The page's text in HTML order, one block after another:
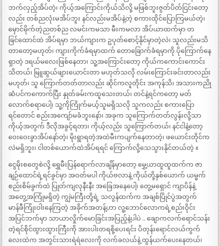
ဘက်လှည့်အိပ်တဲ့၊ ကိုယ့်အကြောင်းကိုယ်သိလို့ မဖြစ်ဘူးဇွတ်ပိတ်ငြင်းတော့
လည်း တစ်ညလုံးမအိပ်ဘူး နင်လည်းမအိပ်နဲ့တဲ့ စကားထိုင်ပြောကြမယ်တဲ့၊
မှောင်မိုက်တဲ့ညတစ်ည လမင်းကမသာ မီးကမလာ အိပ်ယာထက်မှာ တ
ခြင်ထောင်ထဲ အိပ်ရမှာ ဘယ်ကျားက ဥပုတ်စောင့်နိုင်မှာတဲ့လဲ၊ သူလည်းမသိ
တာတော့မဟုတ်၊ ကျားကိုက်ခံရမှာထက် တောခြောက်ခံရမှာကို ပိုကြောက်နေ
ရှာတဲ့ ဒရယ်မလေးဖြစ်နေတာ၊ သူ့အကြောင်းတော့ ကိုယ်ကကောင်းကောင်း
သိတယ်၊ မြူဆွယ်ဖျားယောင်းတာ မဟုတ်သလို လမ်းကြောင်းခင်းတာလည်း
မဟုတ်၊ သူ ကြောက်တတ်တာလည်း ဆိုင်ကလူတိုင်း အကုန်သိ၊ အသားကညို
ဆံပင်ကကောက်ပြီး နှုတ်ခမ်းကထူသေးတယ်၊ တင်နဲ့ရင်ကတော့ မတ်
လောက်စရာပေါ့၊ သူ့ကိုကြိုက်မယ့်သူမရှိသလို သူကလည်း စကားပြော
ရင်တောင် စည်းအကျော်မခံဘူးနော်၊ အခုက သူကြောက်တတ်လွန်းလို့သာ
ကိုယ့်အတွက် ဒီလိုအခွင့်ရတာ၊ ကိုယ့်လည်း သူကြောက်တယ်၊ နင်ငါနဲ့တော့
ဝေးဝေးခွာအိပ်နော်တဲ့၊ မိုးရွာရတဲ့အထဲမီးကပျက်နေတာတဲ့၊ ဖယောင်းတိုင်က
လဲမရှိဘူး၊ ငါတစ်ယောက်ထဲအိပ်ရရင် ကြောက်လို့သေသွားနိုင်တယ်တဲ့ ။
ငွေမိုးစတွေစဲလို့ ရွှေမီးပြန်ရောက်လာချိန်မှာတော့ မွှေ့ယာထူထူထက်က ဇာ
ချဉ်ထောင်ရဲ့ရင်ခွင်မှာ အဝတ်မပါ ကိုယ်ဗလာနဲ့ ကိုယ်တို့နှစ်ယောက် ယမ္မက်
စည်းစိမ်ခွက်ထဲ ပြုတ်ကျလုနီးနီး အခြေအနေပေါ့၊ တွေ့မရှောင် ကျာပိန်နဲ့
အတွေ့အကြုံမရှိတဲ့ ကျွဲမကြီးတို့ရဲ့ သလွန်ထက်က အချစ်ပြိုင်ပွဲအတွက်
မာန်ဖီကြုံးဝါးနေကြတဲ့ အခိုက်အတန့်ဟာ လူ့ဘောင်လောကရဲ့စည်းဝိုင်း
အပြင်ဘက်မှာ သာယာလှိုက်မောခြင်းအပြည့်နဲ့ပါပဲ .. ချောကလက်ရောင်သန်း
တဲ့ရင်စိုင်ထွားထွားကြီးကို အားပါးတရစို့ပေးရင်း ပိတုန်းရောင်လယ်ကွက်
လေးထဲက အတွင်းသားရဲရဲလေးကို လက်ခလယ်နဲ့ ထွန်ယက်ပေးနေတယ်၊